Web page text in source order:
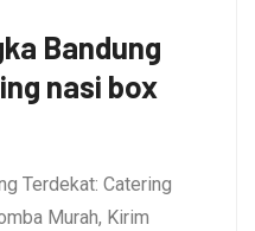
Bandung
nasi box
Terdekat: Catering
Murah, Kirim